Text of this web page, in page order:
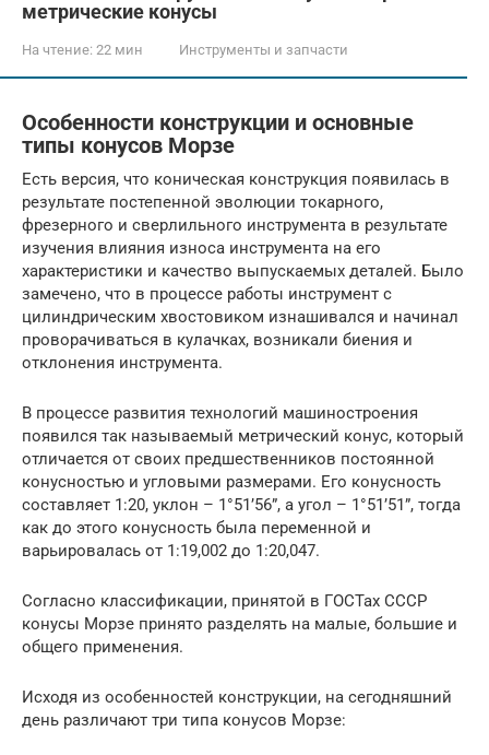
метрические конусы
На чтение: 22 мин Инструменты и запчасти
Особенности конструкции и основные
типы конусов Морзе
Есть версия, что коническая конструкция появилась в
результате постепенной эволюции токарного,
фрезерного и сверлильного инструмента в результате
изучения влияния износа инструмента на его
характеристики и качество выпускаемых деталей. Было
замечено, что в процессе работы инструмент с
цилиндрическим хвостовиком изнашивался и начинал
проворачиваться в кулачках, возникали биения и
отклонения инструмента.
В процессе развития технологий машиностроения
появился так называемый метрический конус, который
отличается от своих предшественников постоянной
конусностью и угловыми размерами. Его конусность
составляет 1:20, уклон – 1°51’56”, а угол – 1°51’51”, тогда
как до этого конусность была переменной и
варьировалась от 1:19,002 до 1:20,047.
Согласно классификации, принятой в ГОСТах СССР
конусы Морзе принято разделять на малые, большие и
общего применения.
Исходя из особенностей конструкции, на сегодняшний
день различают три типа конусов Морзе: